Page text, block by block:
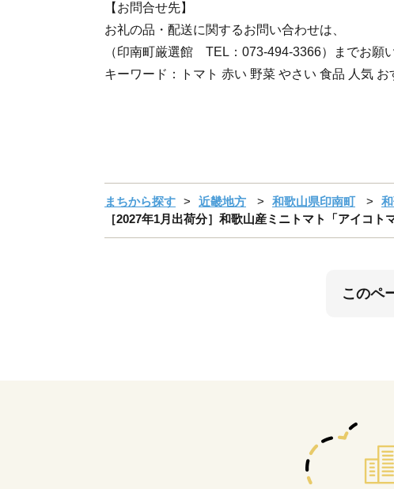
【お問合せ先】
お礼の品・配送に関するお問い合わせは、
（印南町厳選館 TEL：073-494-3366）までお願
キーワード：トマト 赤い 野菜 やさい 食品 人気 お
まちから探す 近畿地方 和歌山県印南町
［2027年1月出荷分］和歌山産ミニトマト「アイコ
このペ